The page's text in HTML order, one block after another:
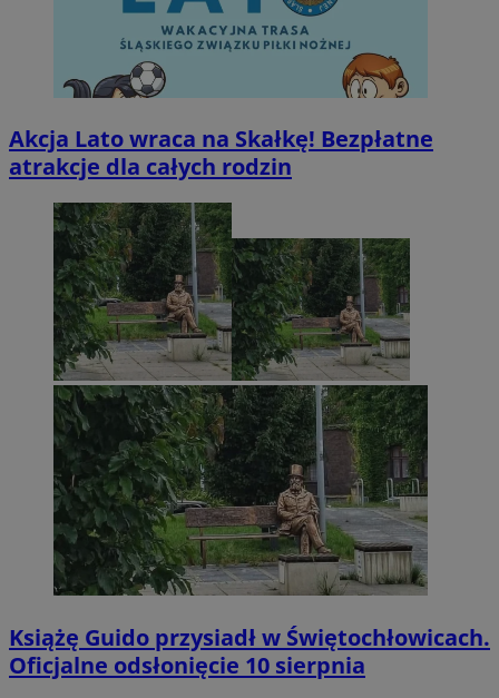
Akcja Lato wraca na Skałkę! Bezpłatne
atrakcje dla całych rodzin
Książę Guido przysiadł w Świętochłowicach.
Oficjalne odsłonięcie 10 sierpnia